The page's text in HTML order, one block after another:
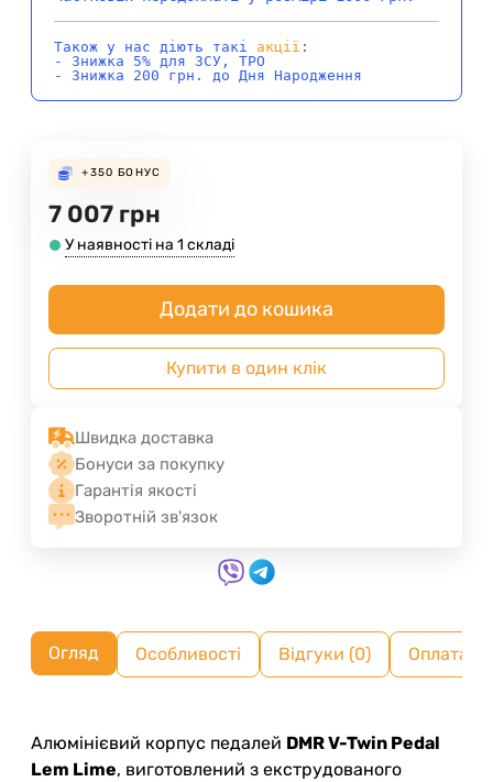
Також у нас діють такі акції :
- Знижка 5% для ЗСУ, ТРО
- Знижка 200 грн. до Дня Народження
+350 БОНУС
7 007 грн
У наявності на 1 складі
Додати до кошика
Купити в один клік
Швидка доставка
Бонуси за покупку
Гарантія якості
Зворотній зв'язок
Огляд Особливості Відгуки (0) Оплата
Алюмінієвий корпус педалей DMR V-Twin Pedal
Lem Lime, виготовлений з екструдованого